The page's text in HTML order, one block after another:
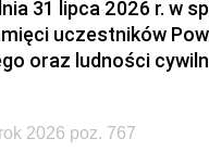
31 lipca 2026 r. w
uczestników
oraz ludności
2026 poz. 767